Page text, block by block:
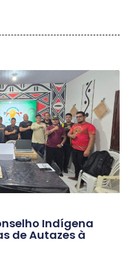
Indígena
de Autazes à